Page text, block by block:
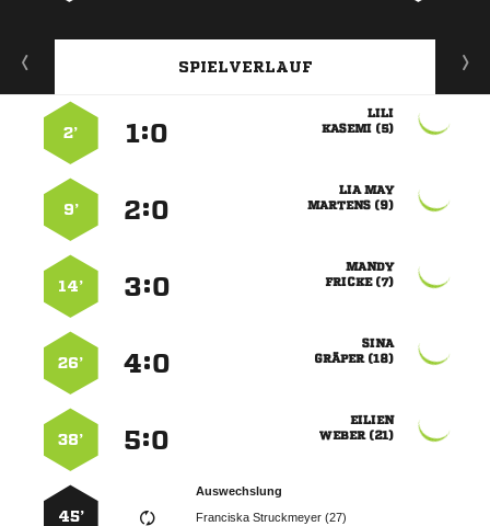
SPIELVERLAUF

 
:
2’
 
 
:
9’

 
:
14’

 
:
26’

 
:
38’
Auswechslung
  
45’